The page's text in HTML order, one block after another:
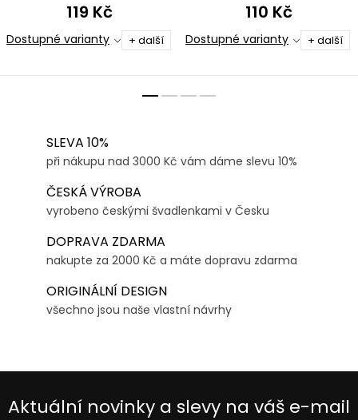
119 Kč
Dostupné varianty + další
110 Kč
Dostupné varianty + další
SLEVA 10%
při nákupu nad 3000 Kč vám dáme slevu 10%
ČESKÁ VÝROBA
vyrobeno českými švadlenkami v Česku
DOPRAVA ZDARMA
nakupte za 2000 Kč a máte dopravu zdarma
ORIGINÁLNÍ DESIGN
všechno jsou naše vlastní návrhy
Aktuální novinky a slevy na váš e-mail